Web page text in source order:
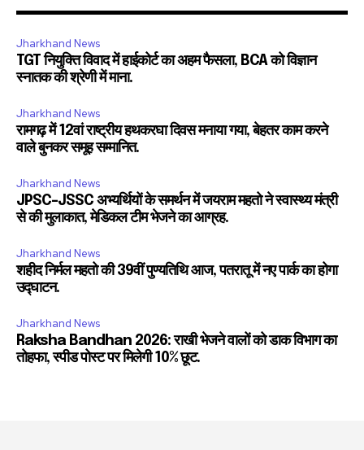
Jharkhand News
TGT नियुक्ति विवाद में हाईकोर्ट का अहम फैसला, BCA को विज्ञान
स्नातक की श्रेणी में माना.
Jharkhand News
रामगढ़ में 12वां राष्ट्रीय हथकरघा दिवस मनाया गया, बेहतर काम करने
वाले बुनकर समूह सम्मानित.
Jharkhand News
JPSC-JSSC अभ्यर्थियों के समर्थन में जयराम महतो ने स्वास्थ्य मंत्री
से की मुलाकात, मेडिकल टीम भेजने का आग्रह.
Jharkhand News
शहीद निर्मल महतो की 39वीं पुण्यतिथि आज, पतरातू में नए पार्क का होगा
उद्घाटन.
Jharkhand News
Raksha Bandhan 2026: राखी भेजने वालों को डाक विभाग का
तोहफा, स्पीड पोस्ट पर मिलेगी 10% छूट.